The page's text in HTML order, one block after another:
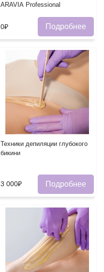
ARAVIA Professional
0₽ Подробнее
Техники депиляции глубокого
бикини
3 000₽ Подробнее